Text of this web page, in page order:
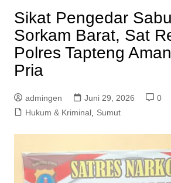
Sikat Pengedar
Sorkam Barat, Sat
Polres Tapteng
Pria
admingen Juni 29, 2026
0
Hukum & Kriminal, Sumut